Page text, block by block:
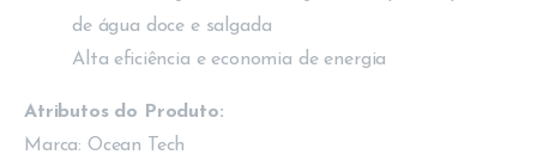
de água doce e salgada
Alta eficiência e economia de energia
Atributos do Produto:
Marca: Ocean Tech